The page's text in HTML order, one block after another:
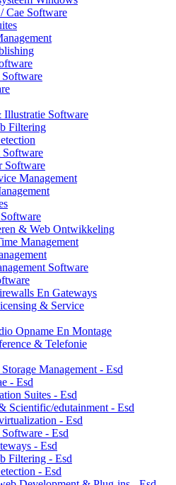
Cae Software
Illustratie Software
Filtering
Software
Management
& Web Ontwikkeling
Management
Software
En Gateways
& Service
Opname En Montage
& Telefonie
Management - Esd
- Esd
Suites - Esd
Scientific/edutainment - Esd
- Esd
- Esd
- Esd
Filtering - Esd
- Esd